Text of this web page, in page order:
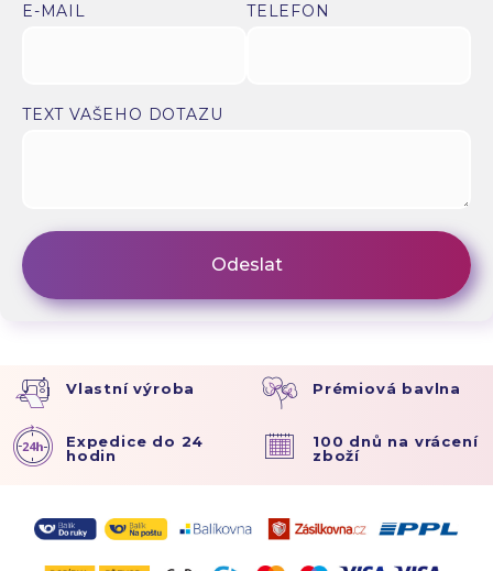
E-MAIL TELEFON
TEXT VAŠEHO DOTAZU
Vlastní výroba Prémiová bavlna
Expedice do 24
hodin
100 dnů na vrácení
zboží